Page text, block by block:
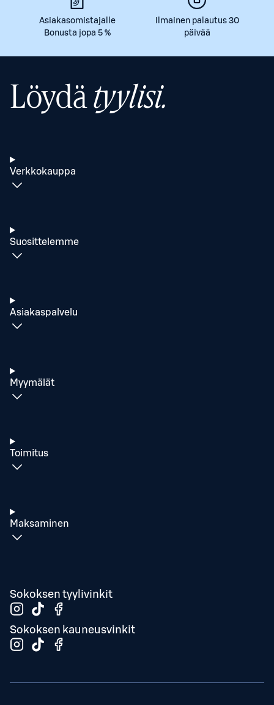
Asiakasomistajalle
Bonusta jopa 5 %
Ilmainen palautus 30
päivää
Löydätyylisi.
Verkkokauppa
Suosittelemme
Asiakaspalvelu
Myymälät
Toimitus
Maksaminen
Sokoksen tyylivinkit
Sokoksen kauneusvinkit